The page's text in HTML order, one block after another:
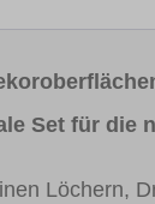
Set für die
Löchern,